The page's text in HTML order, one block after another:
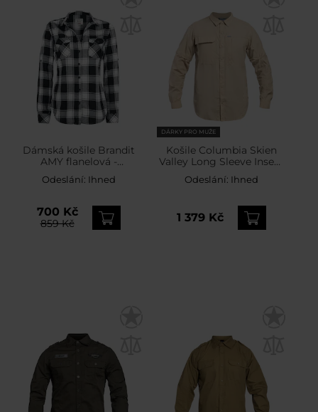
Dámská košile Brandit
AMY flanelová -
White/Black
Odeslání: Ihned
700 Kč
859 Kč
DÁRKY PRO MUŽE
Košile Columbia Skien
Valley Long Sleeve Insect
Shield - Ancient Fossil
Odeslání: Ihned
1 379 Kč